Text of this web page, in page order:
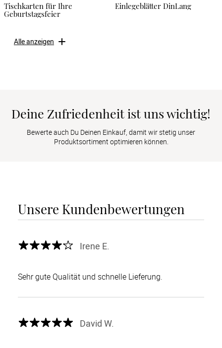
Tischkarten für Ihre
Geburtstagsfeier
Einlegeblätter DinLang
Alle anzeigen
Deine Zufriedenheit ist uns wichtig!
Bewerte auch Du Deinen Einkauf, damit wir stetig unser
Produktsortiment optimieren können.
Unsere Kundenbewertungen
Irene E.
Sehr gute Qualität und schnelle Lieferung.
David W.